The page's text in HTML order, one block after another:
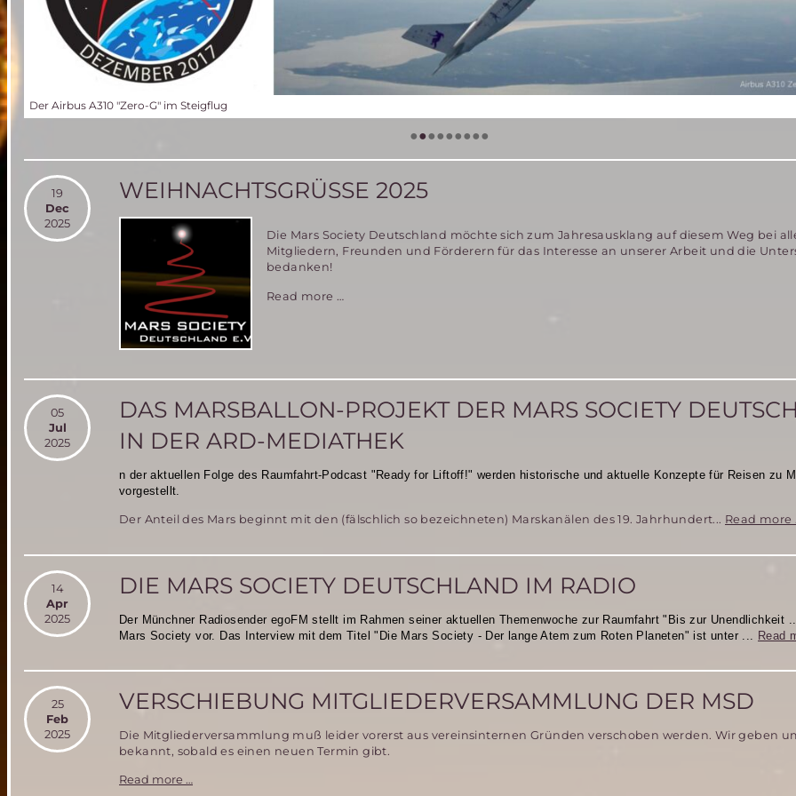
Der Airbus A310 "Zero-G" im Steigflug
•••••••••
19
Dec
2025
WEIHNACHTSGRÜSSE 2025
Die Mars Society Deutschland möchte sich zum Jahresausklang auf diesem Weg bei
Mitgliedern, Freunden und Förderern für das Interesse an unserer Arbeit und die
bedanken!
Read more …
05
Jul
2025
DAS MARSBALLON-PROJEKT DER MARS SOCIETY
IN DER ARD-MEDIATHEK
n der aktuellen Folge des Raumfahrt-Podcast "Ready for Liftoff!" werden historische und aktuelle Konzeptefür Reisen zu
vorgestellt.
Der Anteil des Mars beginnt mit den (fälschlich so bezeichneten) Marskanälen des 19. Jahrhundert... Read more …
14
Apr
2025
DIE MARS SOCIETY DEUTSCHLAND IM RADIO
Der Münchner Radiosender egoFM stellt im Rahmen seiner aktuellen Themenwoche zur Raumfahrt "Bis zur Unendlichkeit
Mars Society vor. Das Interview mit dem Titel "Die Mars Society - Der lange Atem zum Roten Planeten" ist unter ... Read
25
Feb
2025
VERSCHIEBUNG MITGLIEDERVERSAMMLUNG DER MSD
Die Mitgliederversammlung muß leider vorerst aus vereinsinternen Gründen verschoben werden. Wir geben
bekannt, sobald es einen neuen Termin gibt.
Read more …